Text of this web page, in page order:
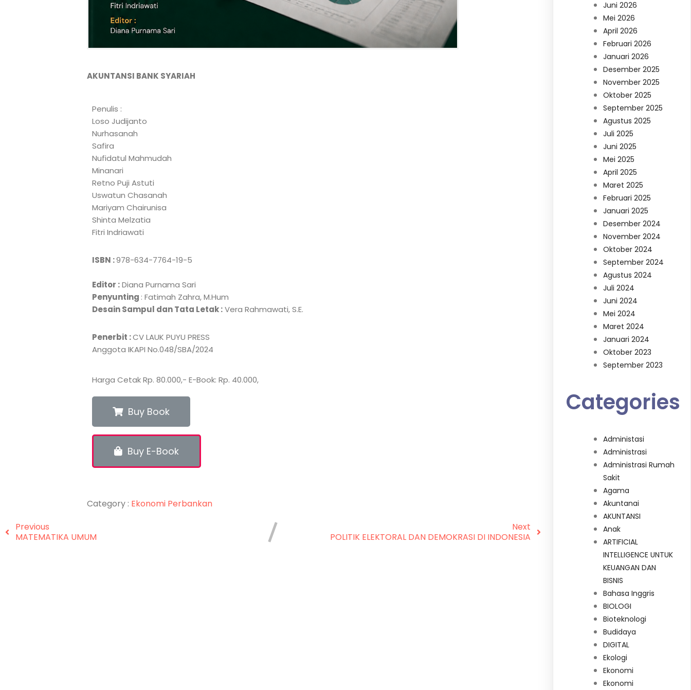
AKUNTANSI BANK SYARIAH
Penulis :
Loso Judijanto
Nurhasanah
Safira
Nufidatul Mahmudah
Minanari
Retno Puji Astuti
Uswatun Chasanah
Mariyam Chairunisa
Shinta Melzatia
Fitri Indriawati
ISBN :978-634-7764-19-5
Editor :Diana Purnama Sari
Penyunting : Fatimah Zahra, M.Hum
Desain Sampul dan Tata Letak :Vera Rahmawati, S.E.
Penerbit :CV LAUK PUYU PRESS
Anggota IKAPI No.048/SBA/2024
Harga Cetak Rp. 80.000,- E-Book: Rp. 40.000,
Buy Book
Buy E-Book
Category : Ekonomi Perbankan
Previous
MATEMATIKA UMUM
Next
POLITIK ELEKTORAL DAN DEMOKRASI DI INDONESIA
Juni 2026
Mei 2026
April 2026
Februari 2026
Januari 2026
Desember 2025
November 2025
Oktober 2025
September 2025
Agustus 2025
Juli 2025
Juni 2025
Mei 2025
April 2025
Maret 2025
Februari 2025
Januari 2025
Desember 2024
November 2024
Oktober 2024
September 2024
Agustus 2024
Juli 2024
Juni 2024
Mei 2024
Maret 2024
Januari 2024
Oktober 2023
September 2023
Categories
Administasi
Administrasi
Administrasi Rumah
Sakit
Agama
Akuntanai
AKUNTANSI
Anak
ARTIFICIAL
INTELLIGENCE UNTUK
KEUANGAN DAN
BISNIS
Bahasa Inggris
BIOLOGI
Bioteknologi
Budidaya
DIGITAL
Ekologi
Ekonomi
Ekonomi